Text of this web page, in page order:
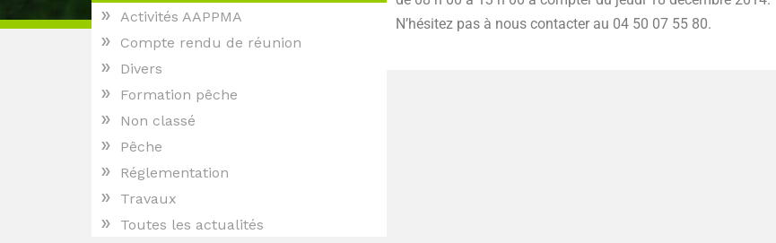
» Activités AAPPMA
» Compte rendu de réunion
» Divers
» Formation pêche
» Non classé
» Pêche
» Réglementation
» Travaux
» Toutes les actualités
N’hésitez pas à nous contacter au 04 50 07 55 80.